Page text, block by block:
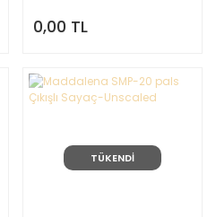
0,00 TL
TÜKENDİ